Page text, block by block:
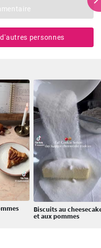
personnes
Biscuits au
et aux pommes